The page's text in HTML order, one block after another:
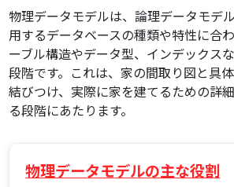
物理データモデルは、論理データモデ
用するデータベースの種類や特性に合
ーブル構造やデータ型、インデックス
段階です。これは、家の間取り図と具
結びつけ、実際に家を建てるための詳
る段階にあたります。
物理データモデルの主な役割